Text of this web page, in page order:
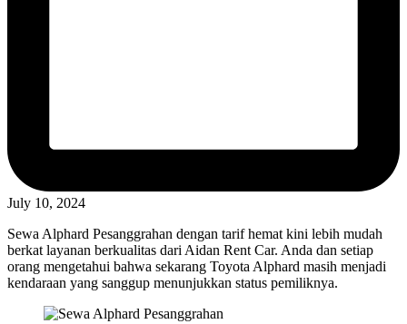
July 10, 2024
Sewa Alphard Pesanggrahan dengan tarif hemat kini lebih mudah
berkat layanan berkualitas dari Aidan Rent Car. Anda dan setiap
orang mengetahui bahwa sekarang Toyota Alphard masih menjadi
kendaraan yang sanggup menunjukkan status pemiliknya.